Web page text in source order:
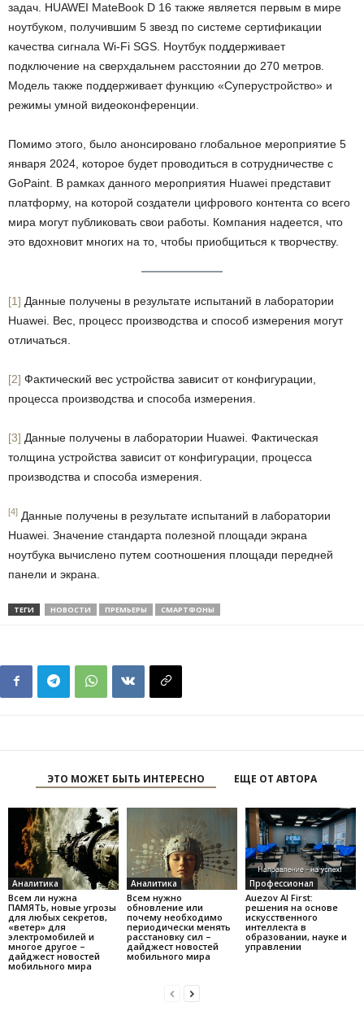
задач. HUAWEI MateBook D 16 также является первым в мире
ноутбуком, получившим 5 звезд по системе сертификации
качества сигнала Wi-Fi SGS. Ноутбук поддерживает
подключение на сверхдальнем расстоянии до 270 метров.
Модель также поддерживает функцию «Суперустройство» и
режимы умной видеоконференции.
Помимо этого, было анонсировано глобальное мероприятие 5
января 2024, которое будет проводиться в сотрудничестве с
GoPaint. В рамках данного мероприятия Huawei представит
платформу, на которой создатели цифрового контента со всего
мира могут публиковать свои работы. Компания надеется, что
это вдохновит многих на то, чтобы приобщиться к творчеству.
[1] Данные получены в результате испытаний в лаборатории
Huawei. Вес, процесс производства и способ измерения могут
отличаться.
[2] Фактический вес устройства зависит от конфигурации,
процесса производства и способа измерения.
[3] Данные получены в лаборатории Huawei. Фактическая
толщина устройства зависит от конфигурации, процесса
производства и способа измерения.
[4] Данные получены в результате испытаний в лаборатории
Huawei. Значение стандарта полезной площади экрана
ноутбука вычислено путем соотношения площади передней
панели и экрана.
ТЕГИ НОВОСТИ ПРЕМЬЕРЫ СМАРТФОНЫ
ЭТО МОЖЕТ БЫТЬ ИНТЕРЕСНО ЕЩЕ ОТ АВТОРА
Аналитика
Всем ли нужна
ПАМЯТЬ, новые угрозы
для любых секретов,
«ветер» для
электромобилей и
многое другое –
дайджест новостей
мобильного мира
Аналитика
Всем нужно
обновление или
почему необходимо
периодически менять
расстановку сил –
дайджест новостей
мобильного мира
Профессионал
Auezov AI First:
решения на основе
искусственного
интеллекта в
образовании, науке и
управлении